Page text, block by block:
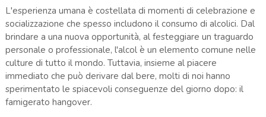
L'esperienza umana è costellata di momenti di celebrazione e
socializzazione che spesso includono il consumo di alcolici. Dal
brindare a una nuova opportunità, al festeggiare un traguardo
personale o professionale, l'alcol è un elemento comune nelle
culture di tutto il mondo. Tuttavia, insieme al piacere
immediato che può derivare dal bere, molti di noi hanno
sperimentato le spiacevoli conseguenze del giorno dopo: il
famigerato hangover.